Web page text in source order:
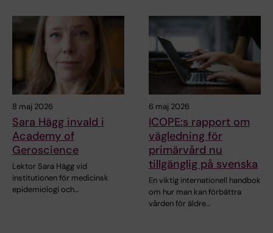
8 maj 2026
Sara Hägg invald i
Academy of
Geroscience
Lektor Sara Hägg vid
institutionen för medicinsk
epidemiologi och…
6 maj 2026
ICOPE:s rapport om
vägledning för
primärvård nu
tillgänglig på svenska
En viktig internationell handbok
om hur man kan förbättra
vården för äldre…